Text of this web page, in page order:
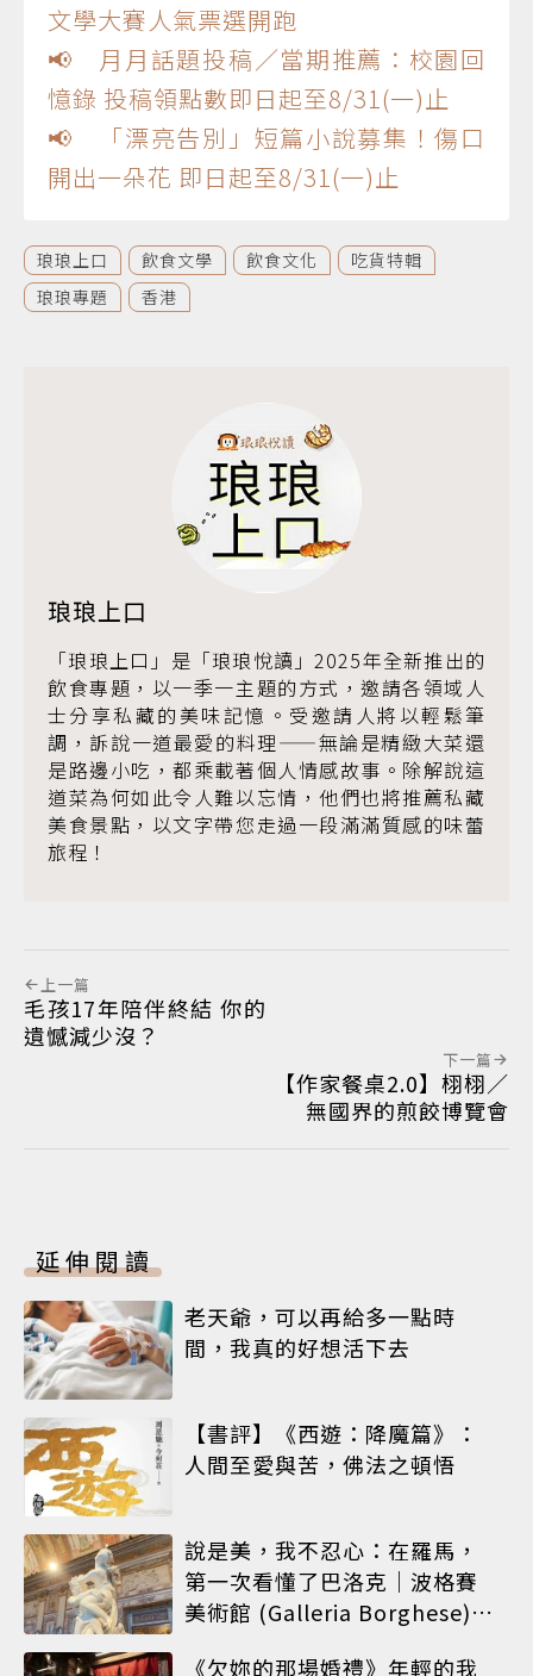
文學大賽人氣票選開跑
📢 月月話題投稿／當期推薦：校園回
憶錄 投稿領點數即日起至8/31(一)止
📢 「漂亮告別」短篇小說募集！傷口
開出一朵花 即日起至8/31(一)止
琅琅上口 飲食文學 飲食文化
吃貨特輯
琅琅專題
香港
琅琅上口
「琅琅上口」是「琅琅悅讀」2025年全新推出的
飲食專題，以一季一主題的方式，邀請各領域人
士分享私藏的美味記憶。受邀請人將以輕鬆筆
調，訴說一道最愛的料理——無論是精緻大菜還
是路邊小吃，都乘載著個人情感故事。除解說這
道菜為何如此令人難以忘情，他們也將推薦私藏
美食景點，以文字帶您走過一段滿滿質感的味蕾
旅程！
上一篇
毛孩17年陪伴終結 你的
遺憾減少沒？
下一篇
【作家餐桌2.0】栩栩／
無國界的煎餃博覽會
延伸閱讀
老天爺，可以再給多一點時
間，我真的好想活下去
【書評】《西遊：降魔篇》：
人間至愛與苦，佛法之頓悟
說是美，我不忍心：在羅馬，
第一次看懂了巴洛克｜波格賽
美術館 (Galleria Borghese)｜
《欠妳的那場婚禮》年輕的我